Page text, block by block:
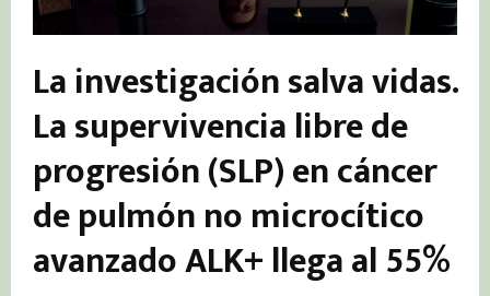
La investigación salva vidas.
La supervivencia libre de
progresión (SLP) en cáncer
de pulmón no microcítico
avanzado ALK+llega al 55%